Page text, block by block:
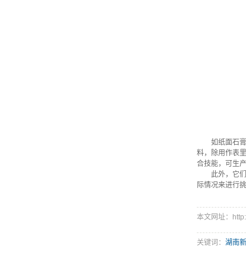
如纸面石膏
料，除用作表
合技能，可生
此外，它们
际情况来进行挑
本文网址：
关键词： 湖南